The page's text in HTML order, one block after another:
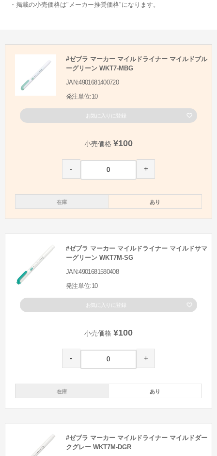
・掲載の小売価格は"メーカー推奨価格"になります。
#ゼブラ マーカー マイルドライナー マイルドブル
ーグリーン WKT7-MBG
JAN:4901681400720
発注単位:10
お気に入りに登録
小売価格 ¥100
- +
在庫 あり
#ゼブラ マーカー マイルドライナー マイルドサマ
ーグリーン WKT7M-SG
JAN:4901681580408
発注単位:10
お気に入りに登録
小売価格 ¥100
- +
在庫 あり
#ゼブラ マーカー マイルドライナー マイルドダー
クグレー WKT7M-DGR